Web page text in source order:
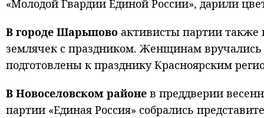
«Молодой Гвардии Единой России», дарили
В городе Шарыпово активисты партии также
землячек с праздником. Женщинам
подготовлены к празднику Красноярским
В Новоселовском районе в преддверии
партии «Единая Россия» собрались